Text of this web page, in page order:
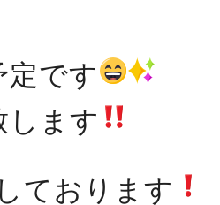
定です
します
ております